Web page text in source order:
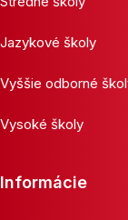
Jazykové školy
Vyššie odborné
Vysoké školy
Informácie